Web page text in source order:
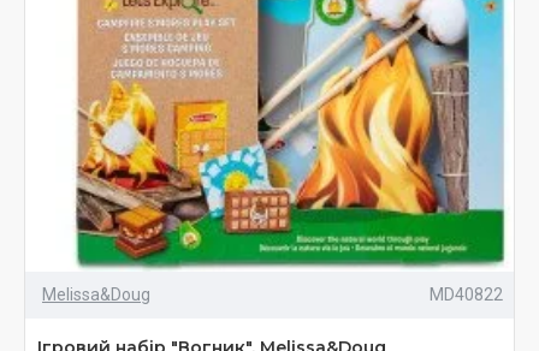
Melissa&Doug MD40822